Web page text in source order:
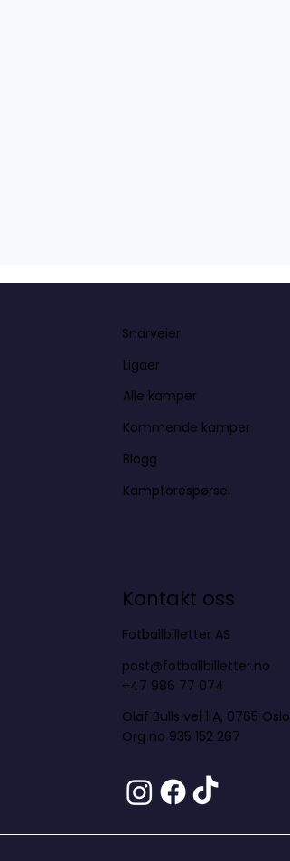
Snarveier
Ligaer
Alle kamper
Kommende kamper
Blogg
Kampforespørsel
Kontakt oss
Fotballbilletter AS
post@fotballbilletter.no
+47 986 77 074
Olaf Bulls vei 1 A, 0765 Oslo
Org no 935 152 267